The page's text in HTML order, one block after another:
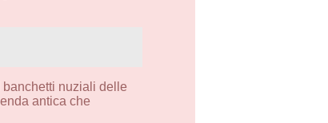
nuziali delle
antica che